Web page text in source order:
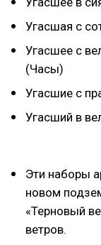
Угасшая с
Угасшее с
(Часы)
Угасшие с
Угасший в
Эти наборы
новом
«Терновый
ветров.